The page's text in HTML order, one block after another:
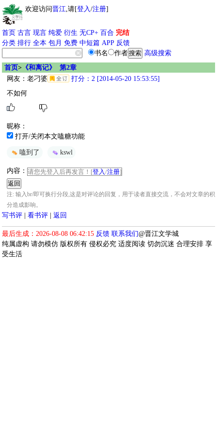
欢迎访问晋江,请[登入/注册]
首页 古言 现言 纯爱 衍生 无CP+ 百合 完结
分类 排行 全本 包月 免费 中短篇 APP 反馈
书名
作者
高级搜索
首页> 《和离记》 第2章
网友： 老刁婆
打分：2 [2014-05-20 15:53:55]
不如何
昵称：
打开/关闭本文嗑糖功能
嗑到了 kswl
内容： 请您先登入后再发言！[登入/注册]
注: 输入br/即可换行分段,这是对评论的回复，用于读者直接交流，不会对文章的积
分造成影响。
写书评 看书评 返回
最后生成：2026-08-08 06:42:15 反馈 联系我们@晋江文学城
纯属虚构 请勿模仿 版权所有 侵权必究 适度阅读 切勿沉迷 合理安排 享
受生活